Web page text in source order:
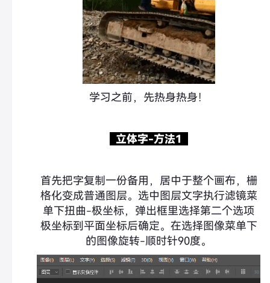
学习之前，先热身热身！
立体字-方法1
首先把字复制一份备用，居中于整个画布，栅
格化变成普通图层。选中图层文字执行滤镜菜
单下扭曲-极坐标，弹出框里选择第二个选项
极坐标到平面坐标后确定。在选择图像菜单下
的图像旋转-顺时针90度。